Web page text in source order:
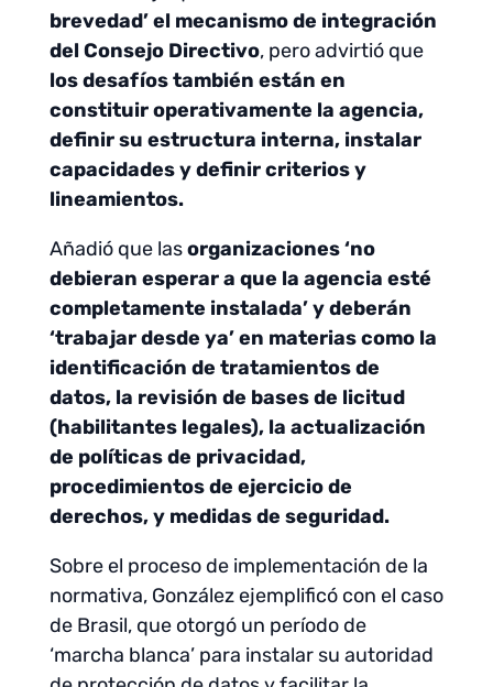
brevedad’ el mecanismo de integración
del Consejo Directivo, pero advirtió que
los desafíos también están en
constituir operativamente la agencia,
definir su estructura interna, instalar
capacidades y definir criterios y
lineamientos.
Añadió que lasorganizaciones ‘no
debieran esperar a que la agencia esté
completamente instalada’ y deberán
‘trabajar desde ya’ en materias como la
identificación de tratamientos de
datos, la revisión de bases de licitud
(habilitantes legales), la actualización
de políticas de privacidad,
procedimientos de ejercicio de
derechos, y medidas de seguridad.
Sobre el proceso de implementación de la
normativa, González ejemplificó con el caso
de Brasil, que otorgó un período de
‘marcha blanca’ para instalar su autoridad